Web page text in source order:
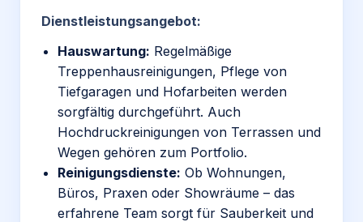
Dienstleistungsangebot:
Hauswartung: Regelmäßige
Treppenhausreinigungen, Pflege von
Tiefgaragen und Hofarbeiten werden
sorgfältig durchgeführt. Auch
Hochdruckreinigungen von Terrassen und
Wegen gehören zum Portfolio.
Reinigungsdienste: Ob Wohnungen,
Büros, Praxen oder Showräume – das
erfahrene Team sorgt für Sauberkeit und